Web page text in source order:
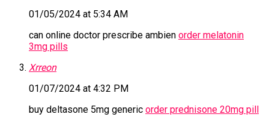
01/05/2024 at 5:34 AM
can online doctor prescribe ambien order melatonin
3mg pills
Xrreon
01/07/2024 at 4:32 PM
buy deltasone 5mg generic order prednisone 20mg pill